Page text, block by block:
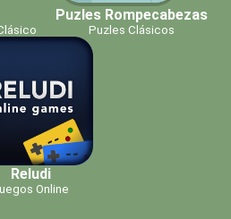
Puzles Rompecabezas
Puzles Clásicos
Reludi
Online